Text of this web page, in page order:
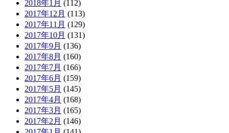
2018年1月 (112)
2017年12月 (113)
2017年11月 (129)
2017年10月 (131)
2017年9月 (136)
2017年8月 (160)
2017年7月 (166)
2017年6月 (159)
2017年5月 (145)
2017年4月 (168)
2017年3月 (165)
2017年2月 (146)